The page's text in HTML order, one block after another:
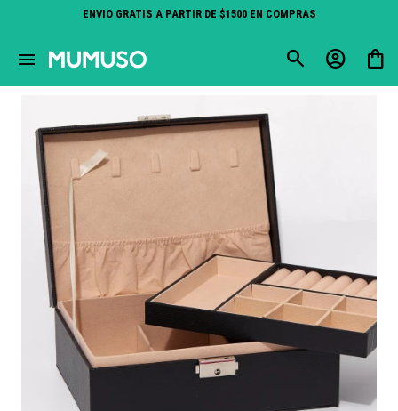
ENVIO GRATIS A PARTIR DE $1500 EN COMPRAS
menu
close